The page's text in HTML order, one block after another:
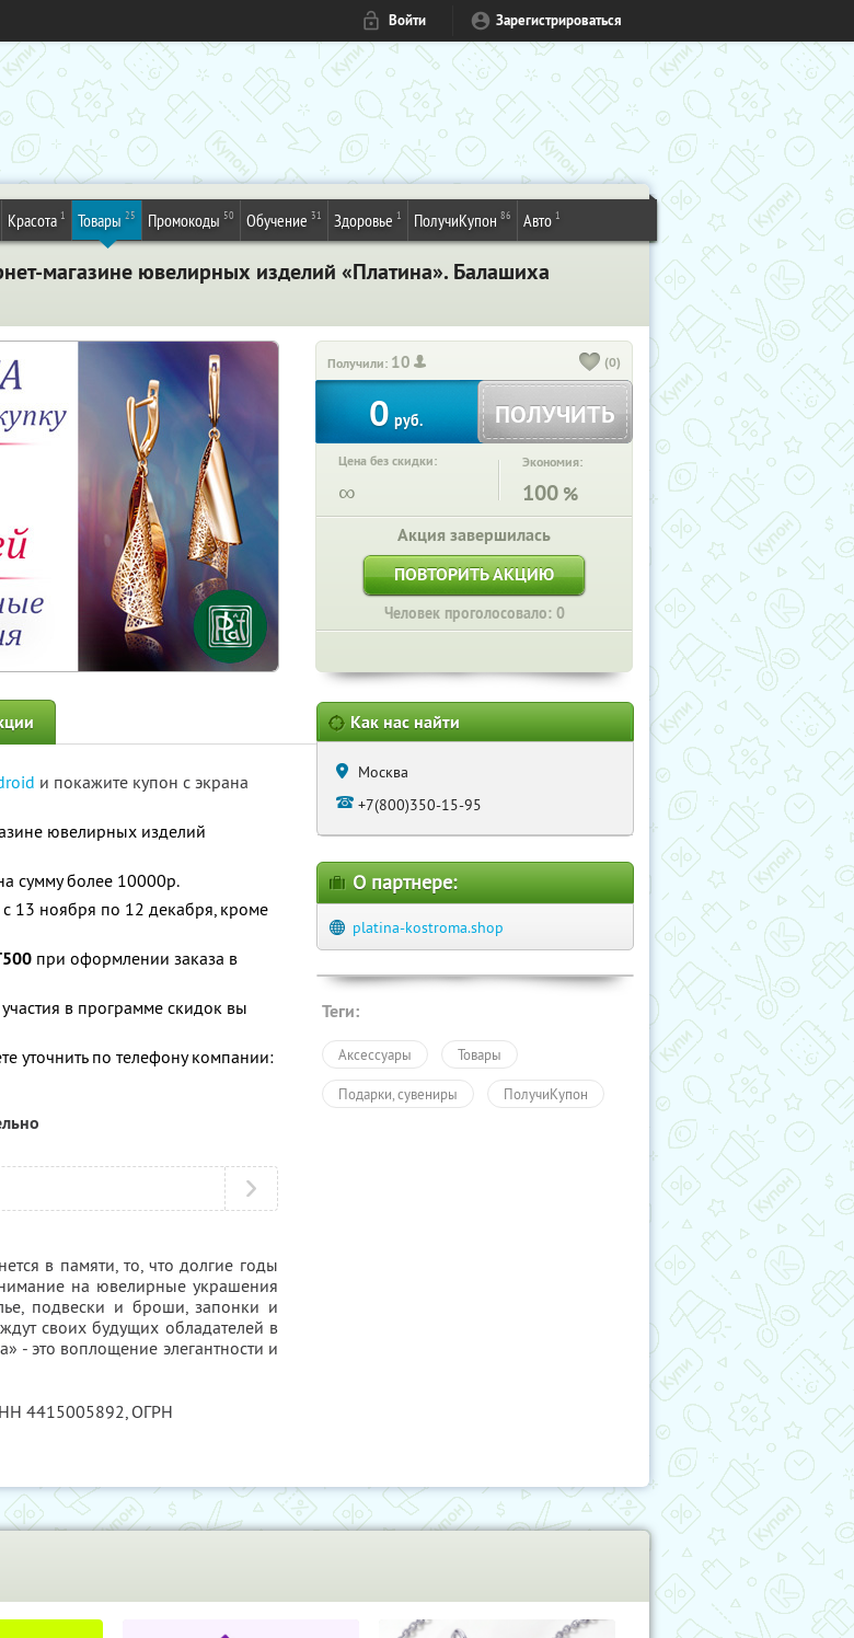
Войти Зарегистрироваться
Красота 1 Товары 25 Промокоды 50 Обучение 31 Здоровье 1 ПолучиКупон 86 Авто 1
магазине ювелирных изделий «Платина». Балашиха
Получили: 10 (0)
0 руб. ПОЛУЧИТЬ
Цена без скидки:
∞
Экономия:
100 %
Акция завершилась
ПОВТОРИТЬ АКЦИЮ
Человек проголосовало: 0
и покажите купон с экрана
ювелирных изделий
сумму более 10000р.
13 ноября по 12 декабря, кроме
при оформлении заказа в
в программе скидок вы
уточнить по телефону компании:
в памяти, то, что долгие годы
на ювелирные украшения
подвески и броши, запонки и
своих будущих обладателей в
- это воплощение элегантности и
4415005892, ОГРН
Как нас найти
Москва
+7(800)350-15-95
О партнере:
platina-kostroma.shop
Теги:
Аксессуары Товары
Подарки, сувениры ПолучиКупон